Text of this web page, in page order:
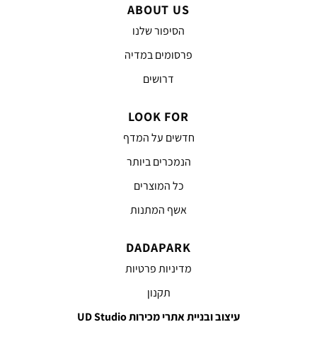
ABOUT US
הסיפור שלנו
פרסומים במדיה
דרושים
LOOK FOR
חדשים על המדף
הנמכרים ביותר
כל המוצרים
אשף המתנות
DADAPARK
מדיניות פרטיות
תקנון
עיצוב ובניית אתרי מכירות UD Studio